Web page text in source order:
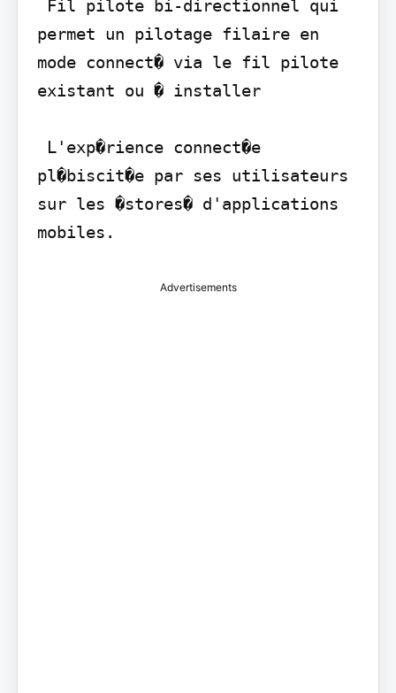
permet un pilotage filaire en
mode connect� via le fil pilote
existant ou � installer
pl�biscit�e par ses utilisateurs
sur les �stores� d'applications
mobiles.
Advertisements